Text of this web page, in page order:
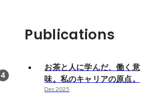
4
Publications
お茶と人に学んだ、働く意
味。私のキャリアの原点。
Dec 2025